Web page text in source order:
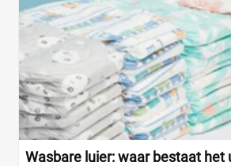
Wasbare luier: waar bestaat het